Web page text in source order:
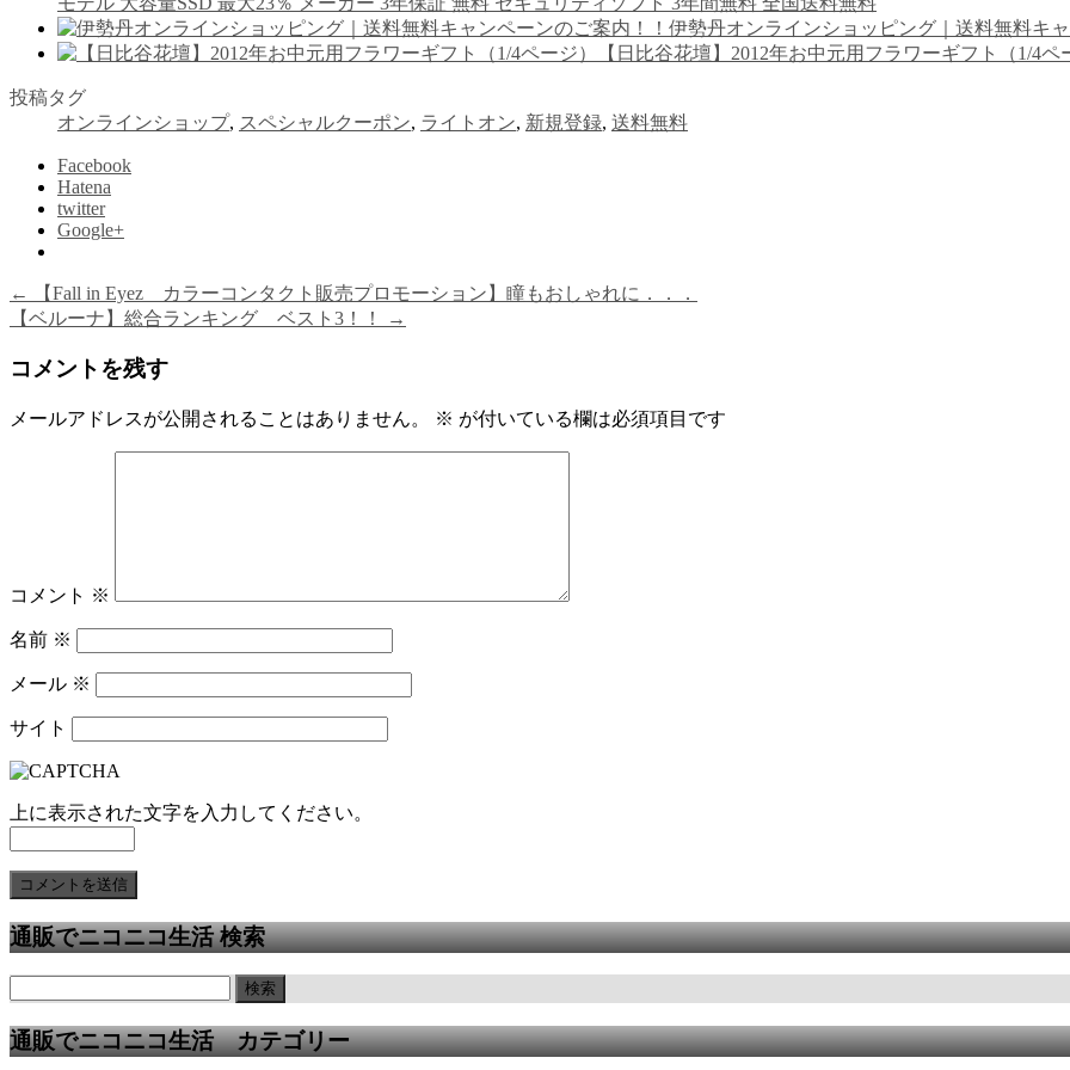
伊勢丹オンラインショッピング｜送料無料キ
【日比谷花壇】2012年お中元用フラワーギフト（1/4ペ
投稿タグ
オンラインショップ, スペシャルクーポン, ライトオン, 新規登録, 送料無料
Facebook
Hatena
twitter
Google+
←
【Fall in Eyez カラーコンタクト販売プロモーション】瞳もおしゃれに．．．
【ベルーナ】総合ランキング ベスト3！！
→
コメントを残す
メールアドレスが公開されることはありません。 ※ が付いている欄は必須項目です
コメント ※
名前 ※
メール ※
サイト
上に表示された文字を入力してください。
通販でニコニコ生活 検索
通販でニコニコ生活 カテゴリー